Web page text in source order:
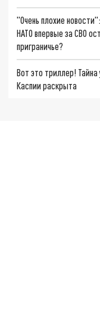
"Очень плохие
НАТО впервые за СВО
приграничье?
Вот это триллер!
Каспии раскрыта